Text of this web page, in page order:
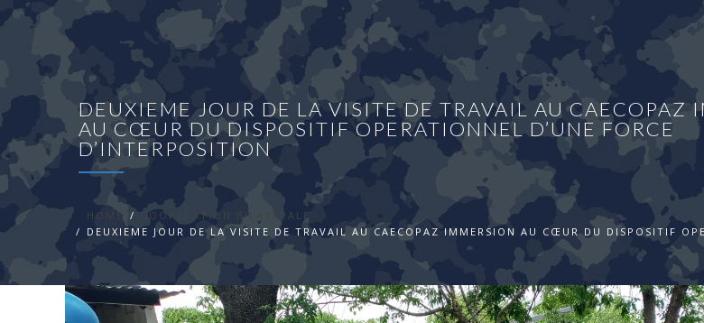
DEUXIEME JOUR DE LA VISITE DE TRAVAIL AU CAECOPAZ
AU CŒUR DU DISPOSITIF OPERATIONNEL D’UNE FORCE
D’INTERPOSITION
HOME
COOPÉRATION BILATÉRALE
DEUXIEME JOUR DE LA VISITE DE TRAVAIL AU CAECOPAZ IMMERSION AU CŒUR DU DISPOSITIF